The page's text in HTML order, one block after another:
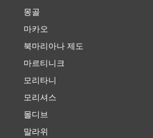
몽골
마카오
북마리아나 제도
마르티니크
모리타니
모리셔스
몰디브
말라위